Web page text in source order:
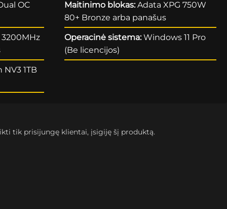
OC
3200MHz
1TB
Maitinimo blokas: Adata XPG 750W
80+ Bronze arba panašus
Operacinė sistema: Windows 11 Pro
(Be licencijos)
tik prisijungę klientai, įsigiję šį produktą.